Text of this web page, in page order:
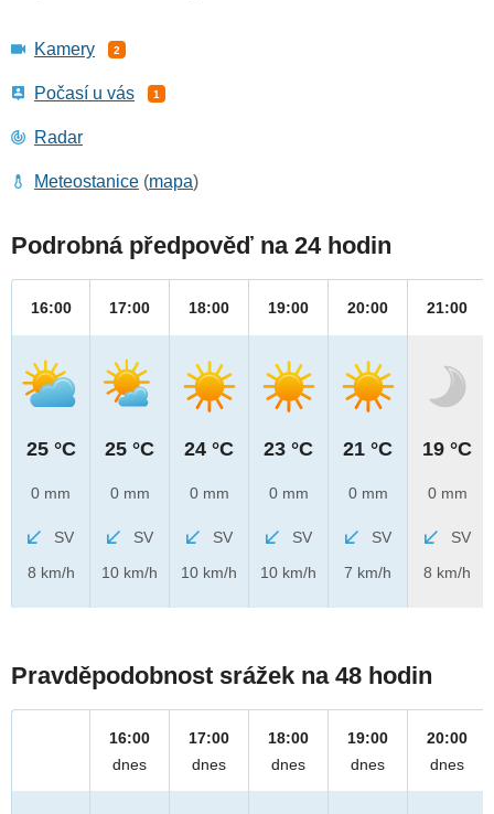
Kamery 2
Počasí u vás 1
Radar
Meteostanice (mapa)
Podrobná předpověď na 24 hodin
16:00
25 °C
0 mm
SV
8 km/h
17:00
25 °C
0 mm
SV
10 km/h
18:00
24 °C
0 mm
SV
10 km/h
19:00
23 °C
0 mm
SV
10 km/h
20:00
21 °C
0 mm
SV
7 km/h
21:00
19 °C
0 mm
SV
8 km/h
Pravděpodobnost srážek na 48 hodin
16:00
dnes
17:00
dnes
18:00
dnes
19:00
dnes
20:00
dnes